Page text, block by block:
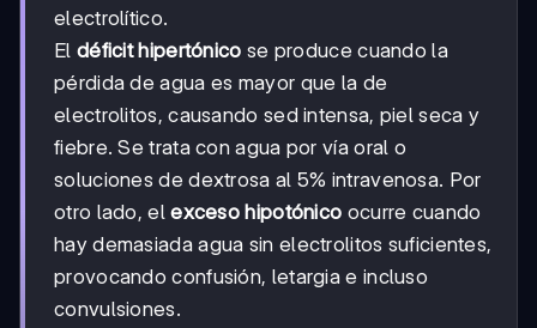
electrolítico.
El déficit hipertónico se produce cuando la
pérdida de agua es mayor que la de
electrolitos, causando sed intensa, piel seca y
fiebre. Se trata con agua por vía oral o
soluciones de dextrosa al 5% intravenosa. Por
otro lado, elexceso hipotónico ocurre cuando
hay demasiada agua sin electrolitos suficientes,
provocando confusión, letargia e incluso
convulsiones.